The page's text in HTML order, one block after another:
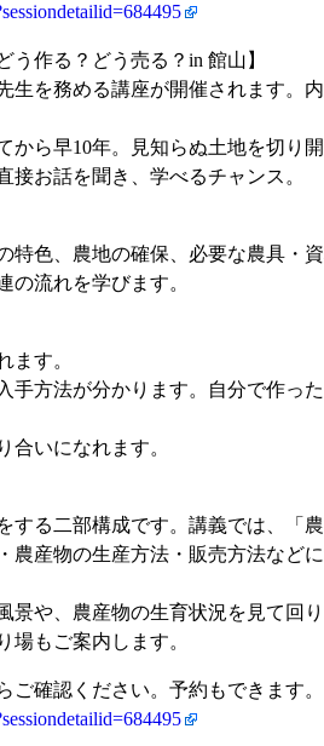
う作る？どう売る？in 館山】
を務める講座が開催されます。内
から早10年。見知らぬ土地を切り
お話を聞き、学べるチャンス。
特色、農地の確保、必要な農具・
の流れを学びます。
ます。
手方法が分かります。自分で作っ
合いになれます。
する二部構成です。講義では、「
農産物の生産方法・販売方法など
や、農産物の生育状況を見て回り
場もご案内します。
確認ください。予約もできます。